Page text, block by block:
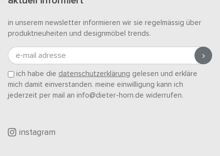
in unserem newsletter informieren wir sie regelmässig über
produktneuheiten und designmöbel trends.
e-mail adresse
ich habe die datenschutzerklärung gelesen und erkläre
mich damit einverstanden. meine einwilligung kann ich
jederzeit per mail an info@dieter-horn.de widerrufen.
instagram